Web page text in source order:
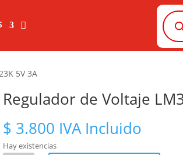
de
5V 3A
Regulador de Voltaje
$ 3.800 IVA Incluido
Hay existencias